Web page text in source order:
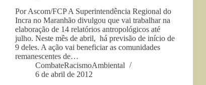
Por Ascom/FCP A Superintendência Regional do
Incra no Maranhão divulgou que vai trabalhar na
elaboração de 14 relatórios antropológicos até
julho. Neste mês de abril, há previsão de início de
9 deles. A ação vai beneficiar as comunidades
remanescentes de…
CombateRacismoAmbiental
6 de abril de 2012